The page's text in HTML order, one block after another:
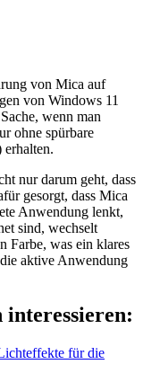
von Mica auf
von Windows 11
wenn man
ohne spürbare
nur darum geht, dass
gesorgt, dass Mica
Anwendung lenkt,
sind, wechselt
Farbe, was ein klares
aktive Anwendung
interessieren:
für die